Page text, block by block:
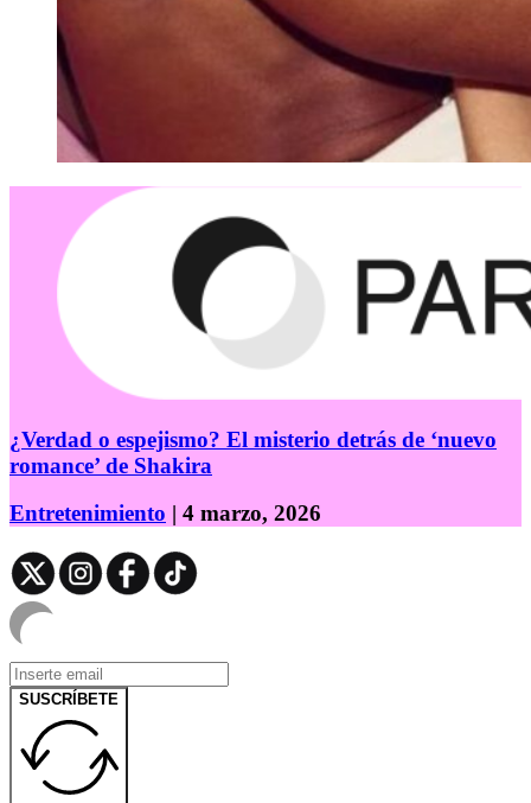
¿Verdad o espejismo? El misterio detrás de ‘nuevo
romance’ de Shakira
Entretenimiento | 4 marzo, 2026
SUSCRÍBETE